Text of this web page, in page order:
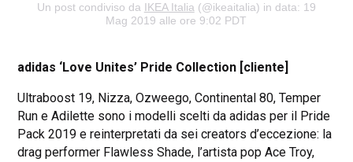
Un post condiviso da IKEA Italia(@ikeaitalia) in data: 19
Mag 2019 alle ore 9:02 PDT
adidas ‘Love Unites’ Pride Collection [cliente]
Ultraboost 19, Nizza, Ozweego, Continental 80, Temper
Run e Adilette sono i modelli scelti da adidas per il Pride
Pack 2019 e reinterpretati da sei creators d’eccezione: la
drag performer Flawless Shade, l’artista pop Ace Troy,